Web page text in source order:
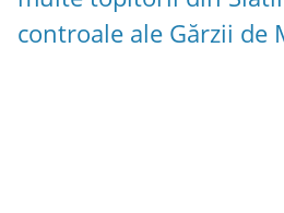
controale ale Gărzii de